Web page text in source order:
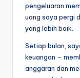
pengeluaran
uang saya pergi
yang lebih baik.
Setiap bulan,
keuangan –
anggaran dan